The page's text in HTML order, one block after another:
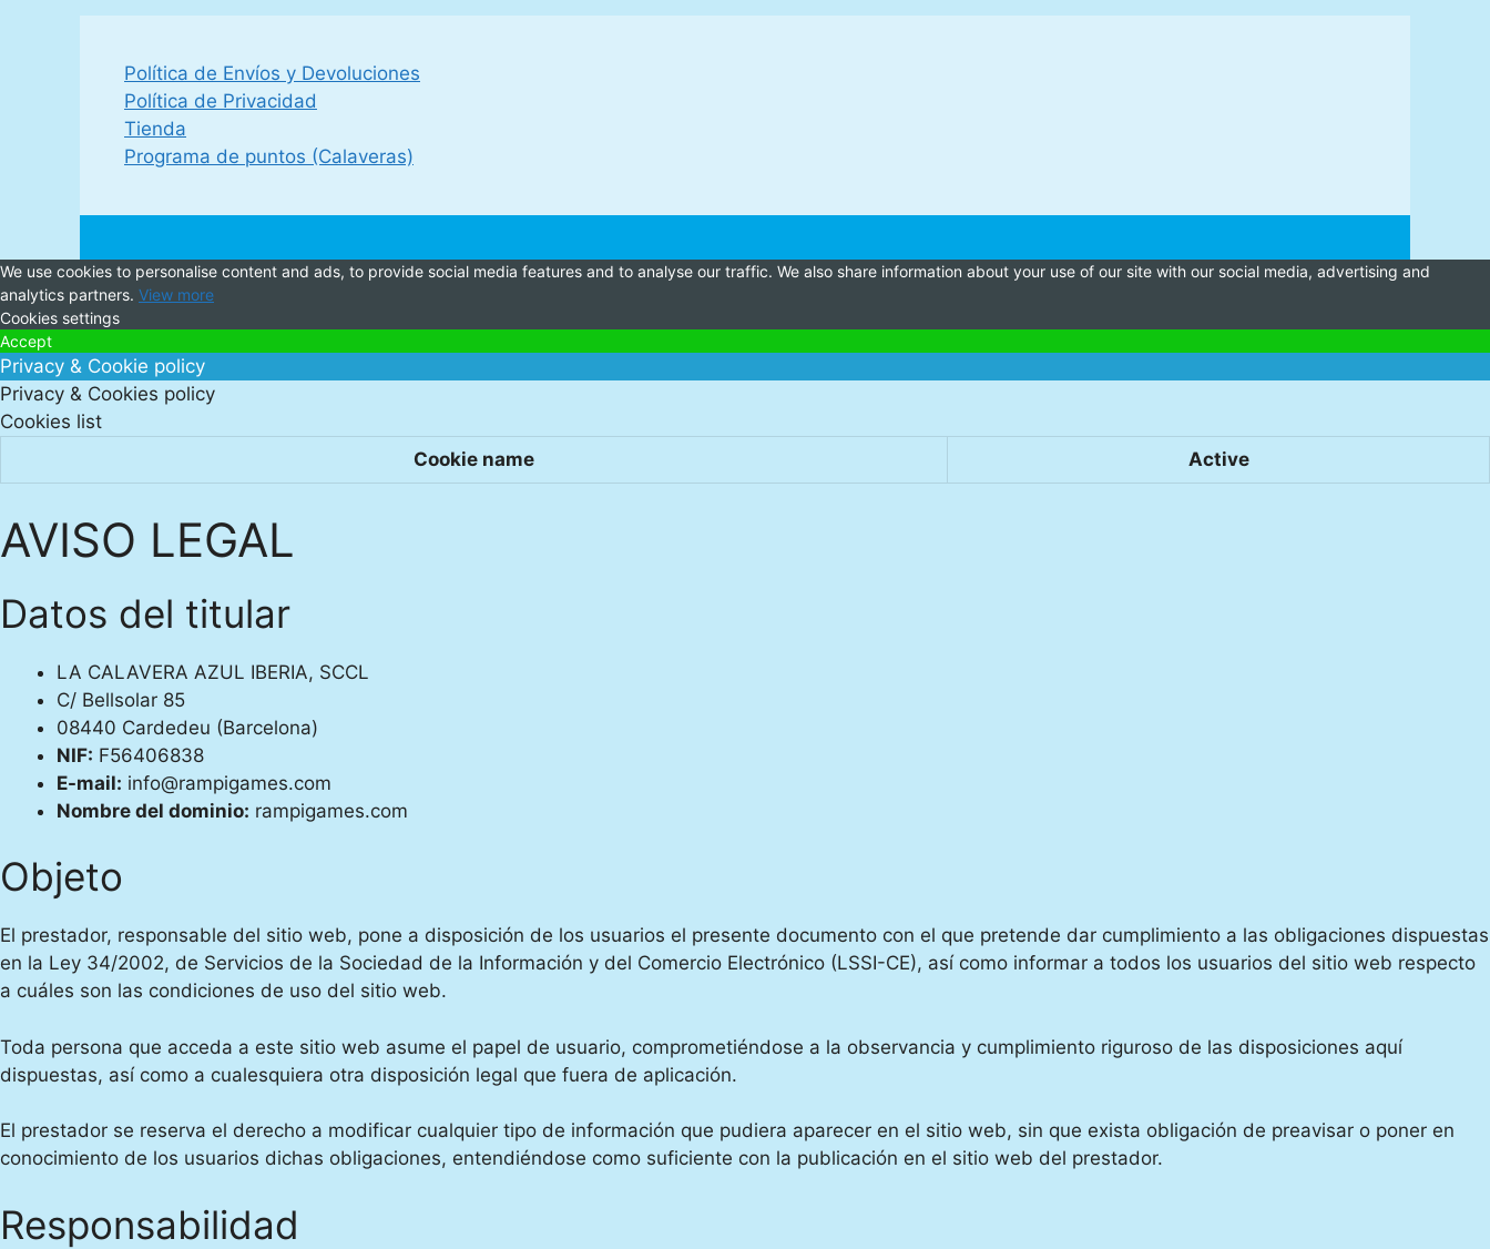
Política de Envíos y Devoluciones
Política de Privacidad
Tienda
Programa de puntos (Calaveras)
We use cookies to personalise content and ads, to provide social media features and to analyse our traffic. We also share information about your use of our site with our social media, advertising and
analytics partners. View more
Cookies settings
Accept
Privacy & Cookie policy
Privacy & Cookies policy
Cookies list
Cookie name
Active
AVISO LEGAL
Datos del titular
LA CALAVERA AZUL IBERIA, SCCL
C/ Bellsolar 85
08440 Cardedeu (Barcelona)
NIF: F56406838
E-mail: info@rampigames.com
Nombre del dominio: rampigames.com
Objeto
El prestador, responsable del sitio web, pone a disposición de los usuarios el presente documento con el que pretende dar cumplimiento a las obligaciones dispuestas
en la Ley 34/2002, de Servicios de la Sociedad de la Información y del Comercio Electrónico (LSSI-CE), así como informar a todos los usuarios del sitio web respecto
a cuáles son las condiciones de uso del sitio web.
Toda persona que acceda a este sitio web asume el papel de usuario, comprometiéndose a la observancia y cumplimiento riguroso de las disposiciones aquí
dispuestas, así como a cualesquiera otra disposición legal que fuera de aplicación.
El prestador se reserva el derecho a modificar cualquier tipo de información que pudiera aparecer en el sitio web, sin que exista obligación de preavisar o poner en
conocimiento de los usuarios dichas obligaciones, entendiéndose como suficiente con la publicación en el sitio web del prestador.
Responsabilidad